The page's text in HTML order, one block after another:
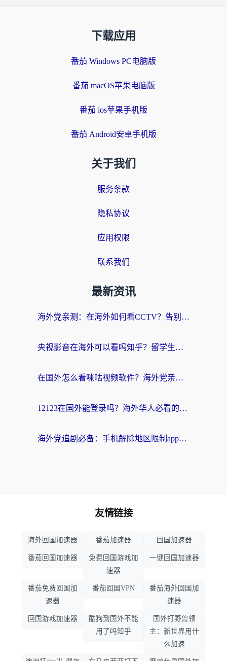
下载应用
番茄 Windows PC电脑版
番茄 macOS苹果电脑版
番茄 ios苹果手机版
番茄 Android安卓手机版
关于我们
服务条款
隐私协议
应用权限
联系我们
最新资讯
海外党亲测：在海外如何看CCTV？告别“仅限大陆播放”的实用指南
央视影音在海外可以看吗知乎？留学生亲测：3步解决地域限制+追剧自由
在国外怎么看咪咕视频软件？海外党亲测有效的回国加速方案
12123在国外能登录吗？海外华人必看的回国加速实用指南
海外党追剧必备：手机解除地区限制app怎么选？解决央视视频&国内剧地区限制全指南
友情链接
海外回国加速器 番茄加速器 回国加速器
番茄回国加速器
免费回国游戏加
速器
一键回国加速器
番茄免费回国加
速器
番茄回国VPN
番茄海外回国加
速器
回国游戏加速器
酷狗到国外不能
用了吗知乎
国外打野兽领
主：新世界用什
么加速